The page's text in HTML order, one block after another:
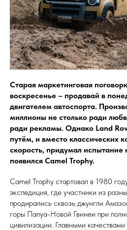
Старая маркетинговая
воскресенье – продавай в
двигателем автоспорта.
миллионы не столько ради
ради рекламы. Однако Land
путём, и вместо классических
скорость, придумал испытание
появился Camel Trophy.
Camel Trophy стартовал в 1980
экспедиция, где участники из
продирались сквозь джунгли
горы Папуа-Новой Гвинеи при
цивилизации. Главными